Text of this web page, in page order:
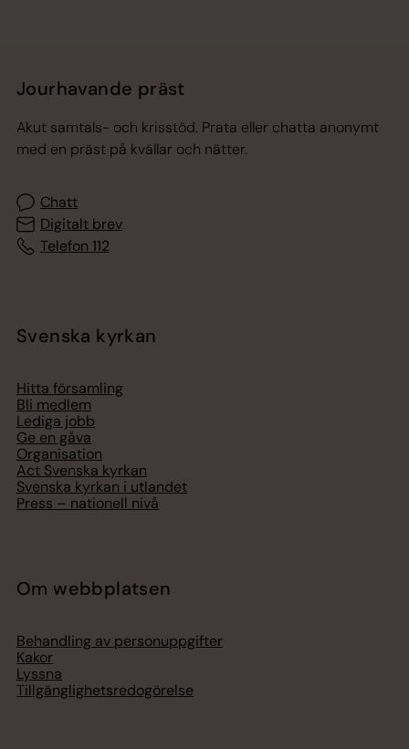
Jourhavande präst
Akut samtals- och krisstöd. Prata eller chatta anonymt
med en präst på kvällar och nätter.
Chatt
Digitalt brev
Telefon 112
Svenska kyrkan
Hitta församling
Bli medlem
Lediga jobb
Ge en gåva
Organisation
Act Svenska kyrkan
Svenska kyrkan i utlandet
Press – nationell nivå
Om webbplatsen
Behandling av personuppgifter
Kakor
Lyssna
Tillgänglighetsredogörelse